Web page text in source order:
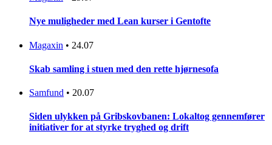
Nye muligheder med Lean kurser i Gentofte
Magaxin • 24.07
Skab samling i stuen med den rette hjørnesofa
Samfund • 20.07
Siden ulykken på Gribskovbanen: Lokaltog gennemfører
initiativer for at styrke tryghed og drift